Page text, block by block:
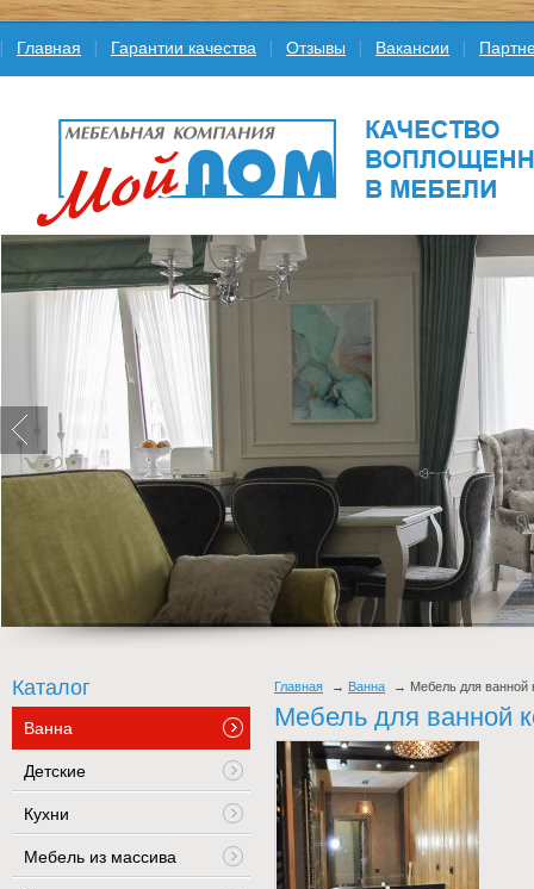
Главная Гарантии качества Отзывы Вакансии
Главная Ванна Мебель для ванной
Мебель для ванной
Каталог
Ванна
Детские
Кухни
Мебель из массива